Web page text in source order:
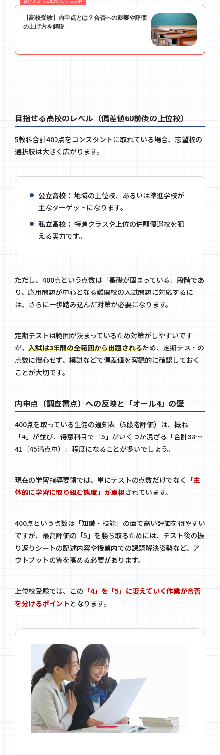
目指せる高校のレベル（偏差値60前後の上位校）
5教科合計400点をコンスタントに取れている場合、志望校の
選択肢は大きく広がります。
公立高校： 地域の上位校、あるいは準進学校が
主なターゲットになります。
私立高校： 特進クラスや上位の併願優遇校を狙
える実力です。
ただし、400点という点数は「基礎が固まっている」段階であ
り、応用問題が中心となる難関校の入試問題に対応するに
は、さらに一歩踏み込んだ対策が必要になります。
定期テストは範囲が決まっているため対策がしやすいです
が、 入試は3年間の全範囲から出題されるため、定期テストの
点数に慢心せず、模試などで偏差値を客観的に確認しておく
ことが大切です。
内申点（調査書点）への反映と「オール4」の壁
400点を取っている生徒の通知表（5段階評価）は、概ね
「4」が並び、得意科目で「5」がいくつか混ざる「合計38〜
41（45満点中）」程度になることが多いでしょう。
現在の学習指導要領では、単にテストの点数だけでなく
「主
体的に学習に取り組む態度」が重視されています。
400点という点数は「知識・技能」の面で高い評価を得やすい
ですが、最高評価の「5」を勝ち取るためには、テスト後の振
り返りシートの記述内容や授業内での課題解決姿勢など、ア
ウトプットの質を高める必要があります。
上位校受験では、この 「4」を「5」に変えていく作業が合否
を分けるポイントとなります。